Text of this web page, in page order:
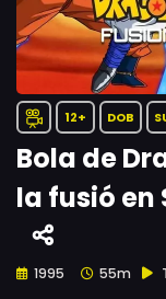
12+ DOB
Bola de
la fusió en
1995 55m